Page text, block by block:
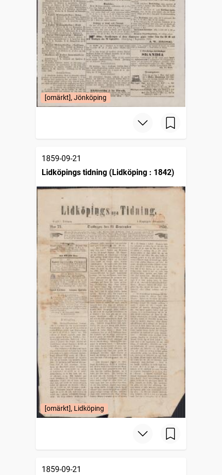
[omärkt], Jönköping
1859-09-21
Lidköpings tidning (Lidköping : 1842)
[omärkt], Lidköping
1859-09-21